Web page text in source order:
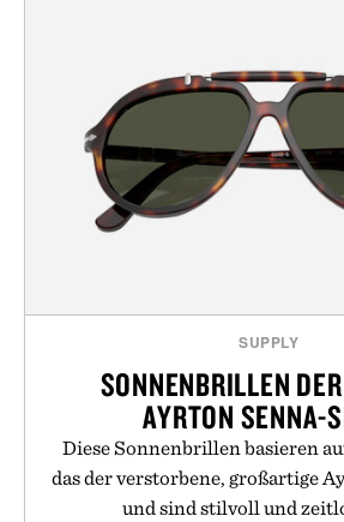
SUPPLY
SONNENBRILLEN
AYRTON SENNA-
Diese Sonnenbrillen basieren
das der verstorbene, großartige
und sind stilvoll und